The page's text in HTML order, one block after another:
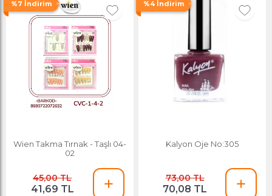
%7 İndirim
Wien Takma Tırnak - Taşlı 04-
02
45,00 TL
41,69 TL
%4 İndirim
Kalyon Oje No:305
73,00 TL
70,08 TL